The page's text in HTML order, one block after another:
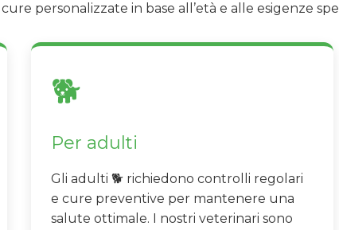
personalizzate in base all’età e alle esigenze
🐕
Per adulti
Gli adulti 🐕 richiedono controlli regolari
e cure preventive per mantenere una
salute ottimale. I nostri veterinari sono